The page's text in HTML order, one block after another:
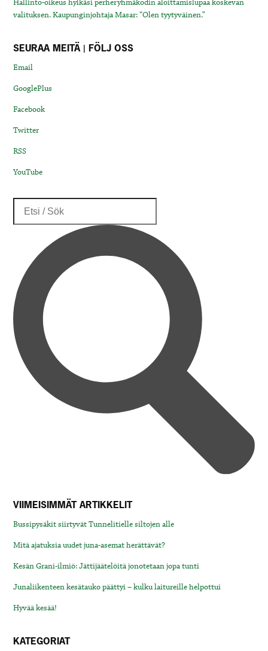
Hallinto-oikeus hylkäsi perheryhmäkodin aloittamislupaa koskevan
valituksen. Kaupunginjohtaja Masar: “Olen tyytyväinen.”
SEURAA MEITÄ | FÖLJ OSS
Email
GooglePlus
Facebook
Twitter
RSS
YouTube
VIIMEISIMMÄT ARTIKKELIT
Bussipysäkit siirtyvät Tunnelitielle siltojen alle
Mitä ajatuksia uudet juna-asemat herättävät?
Kesän Grani-ilmiö: Jättijäätelöitä jonotetaan jopa tunti
Junaliikenteen kesätauko päättyi – kulku laitureille helpottui
Hyvää kesää!
KATEGORIAT